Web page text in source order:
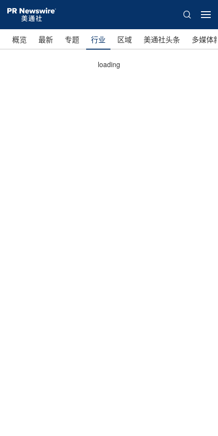
概览 最新 专题 行业 区域 美通社头条 多媒体
loading